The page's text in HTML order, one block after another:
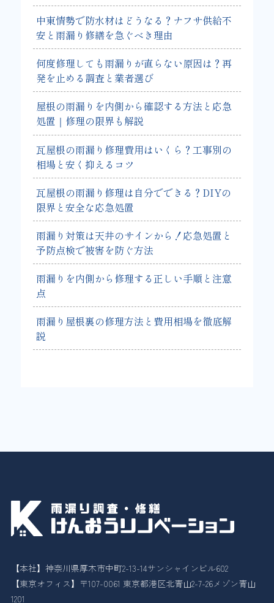
中東情勢で防水材はどうなる？ナフサ供給不
安と雨漏り修繕を急ぐべき理由
何度修理しても雨漏りが直らない原因は？再
発を止める調査と業者選び
屋根の雨漏りを内側から確認する方法と応急
処置｜修理の限界も解説
瓦屋根の雨漏り修理費用はいくら？工事別の
相場と安く抑えるコツ
瓦屋根の雨漏り修理は自分でできる？DIYの
限界と安全な応急処置
雨漏り対策は天井のサインから！応急処置と
予防点検で被害を防ぐ方法
雨漏りを内側から修理する正しい手順と注意
点
雨漏り屋根裏の修理方法と費用相場を徹底解
説
【本社】神奈川県厚木市中町2-13-14サンシャインビル602
【東京オフィス】〒107-0061 東京都港区北青山2-7-26メゾン青山
1201